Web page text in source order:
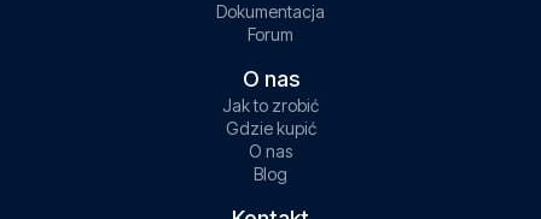
Dokumentacja
Forum
O nas
Jak to zrobić
Gdzie kupić
O nas
Blog